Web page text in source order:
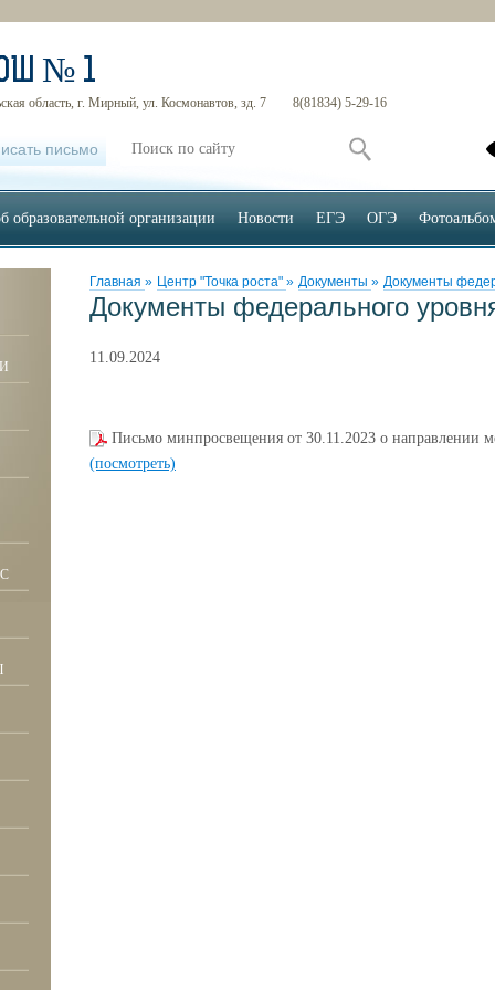
Главная » Центр "Точка роста" » Документы » Документы
Документы федерального
11.09.2024
Письмо минпросвещения от 30.11.2023 о направлении
(посмотреть)
№ 1
область, г. Мирный, ул. Космонавтов, зд. 7 8(81834) 5-29-16
письмо
образовательной организации Новости ЕГЭ ОГЭ